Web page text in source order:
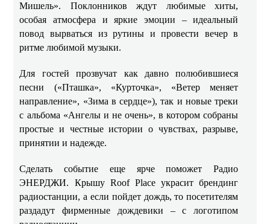
Мишель». Поклонников ждут любимые хиты,
особая атмосфера и яркие эмоции – идеальный
повод вырваться из рутины и провести вечер в
ритме любимой музыки.
Для гостей прозвучат как давно полюбившиеся
песни («Пташка», «Курточка», «Ветер меняет
направление», «Зима в сердце»), так и новые треки
с альбома «Ангелы и не очень», в котором собраны
простые и честные истории о чувствах, разрыве,
принятии и надежде.
Сделать событие еще ярче поможет Радио
ЭНЕРДЖИ. Крышу Roof Place украсит брендинг
радиостанции, а если пойдет дождь, то посетителям
раздадут фирменные дождевики – с логотипом